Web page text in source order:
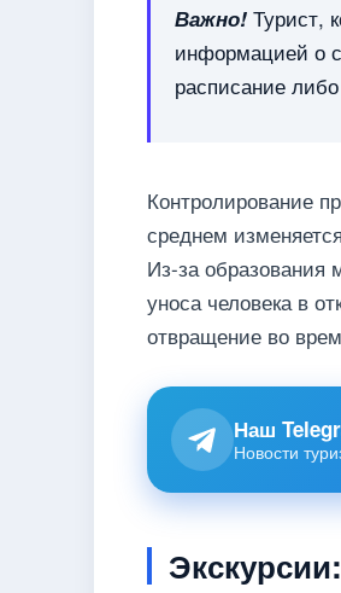
Важно! Турист,
информацией о
расписание
Контролирование
среднем
Из-за
уноса человека в
отвращение во
Наш
Новости